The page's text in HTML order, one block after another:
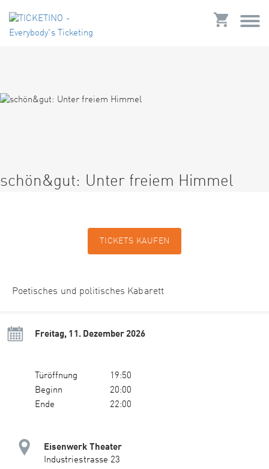
schön&gut: Unter freiem Himmel
TICKETS KAUFEN
Poetisches und politisches Kabarett
Freitag, 11. Dezember 2026
Türöffnung
19:50
Beginn
20:00
Ende
22:00
Eisenwerk Theater
Industriestrasse 23